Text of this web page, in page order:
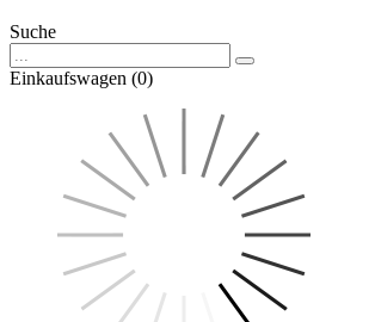
Suche
Einkaufswagen (0)